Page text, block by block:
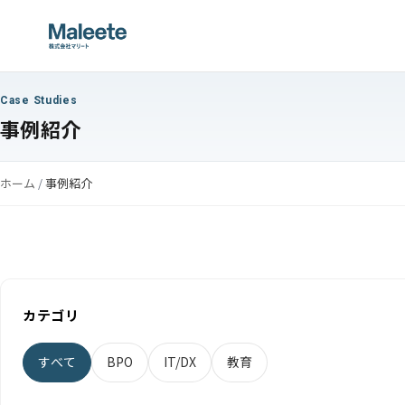
Case Studies
事例紹介
ホーム /事例紹介
カテゴリ
すべて BPO IT/DX 教育